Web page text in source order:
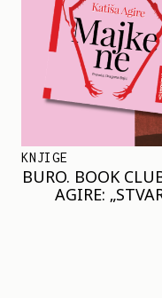
KNJIGE
BURO. BOOK
AGIRE: